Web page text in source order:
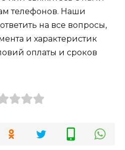
телефонов. Наши
на все вопросы,
и характеристик
оплаты и сроков